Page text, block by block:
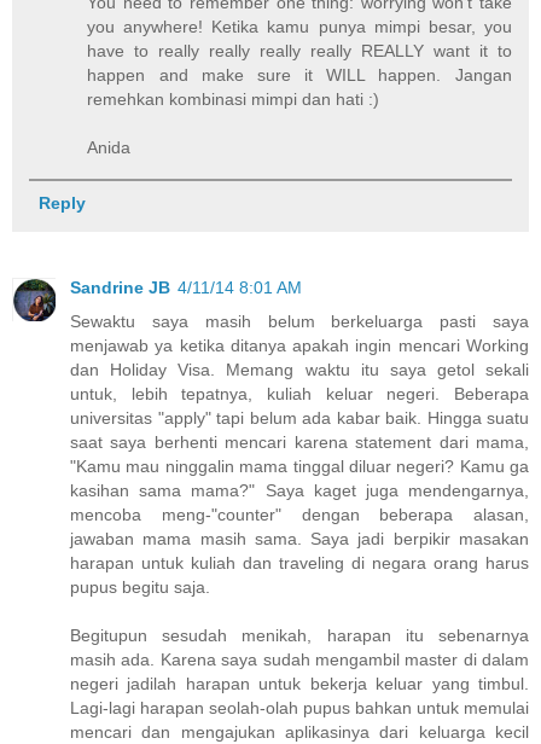
you anywhere! Ketika kamu punya mimpi besar, you
have to really really really really REALLY want it to
happen and make sure it WILL happen. Jangan
remehkan kombinasi mimpi dan hati :)
Anida
Reply
Sandrine JB 4/11/14 8:01 AM
Sewaktu saya masih belum berkeluarga pasti saya
menjawab ya ketika ditanya apakah ingin mencari Working
dan Holiday Visa. Memang waktu itu saya getol sekali
untuk, lebih tepatnya, kuliah keluar negeri. Beberapa
universitas "apply" tapi belum ada kabar baik. Hingga suatu
saat saya berhenti mencari karena statement dari mama,
"Kamu mau ninggalin mama tinggal diluar negeri? Kamu ga
kasihan sama mama?" Saya kaget juga mendengarnya,
mencoba meng-"counter" dengan beberapa alasan,
jawaban mama masih sama. Saya jadi berpikir masakan
harapan untuk kuliah dan traveling di negara orang harus
pupus begitu saja.
Begitupun sesudah menikah, harapan itu sebenarnya
masih ada. Karena saya sudah mengambil master di dalam
negeri jadilah harapan untuk bekerja keluar yang timbul.
Lagi-lagi harapan seolah-olah pupus bahkan untuk memulai
mencari dan mengajukan aplikasinya dari keluarga kecil